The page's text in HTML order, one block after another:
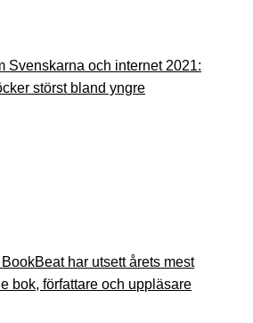
Svenskarna och internet 2021:
störst bland yngre
BookBeat har utsett årets mest
bok, författare och uppläsare